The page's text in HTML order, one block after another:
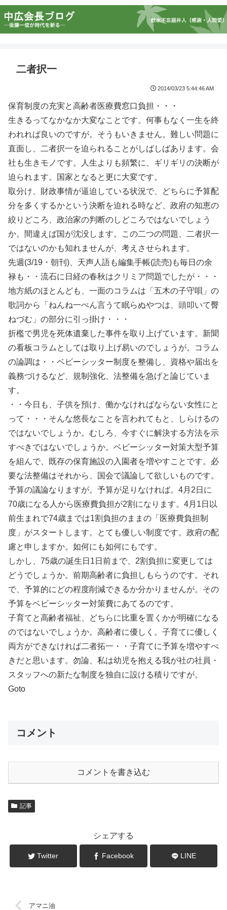
二者択一
2014/03/23 5:44:46 AM
保育制度の充実と高齢者医療費窓口負担・・・
生きるってなかなか大変なことです。何事もなく一生を終
われれば良いのですが。そうもいきません。難しい問題に
直面し、二者択一を迫られることがしばしばあります。会
社も生きモノです。人生よりも頻繁に、ギリギリの決断が
迫られます。国家となると更に大変です。
取分け、財政事情が逼迫している状況で、どちらに予算配
分を多くするかという決断を迫れる時など、政府の知恵の
絞りどころ、政治家の判断のしどころではないでしょう
か。間違えば国が沈没します。この二つの問題、二者択一
ではないのかも知れませんが、考えさせられます。
先週(3/19・朝刊)、天声人語も編集手帳(読売)も毎日の余
禄も・・流石に日経の春秋はクリミア問題でしたが・・・
地方紙のほとんども、一面のコラムは「五木の子守唄」の
歌詞から「ねんね一ぺん言うて眠らぬやつは、頭叩いて臀
ねづむ」の部分に引っ掛け・・・
折檻で男児を死体遺棄した事件を取り上げています。新聞
の看板コラムとしては取り上げ易いのでしょうが。コラム
の論調は・・ベビーシッター制度を整備し、資格や届出を
義務づけるなど、規制強化、法整備を急げと論じていま
す。
・・今日も、子供を預け、働かなければならない女性にと
って・・・そんな悠長なことを言われてもと、しらけるの
ではないでしょうか。むしろ、今すぐに解決する方法を示
すべきではないでしょうか。ベビーシッター対策大型予算
を組んで、既存の保育施設の入園者を増やすことです。必
要な法整備はそれから、国会で議論して欲しいものです。
予算の議論なりますが。予算が足りなければ。4月2日に
70歳になる人から医療費負担が2割になります。4月1日以
前生まれで74歳までは1割負担のままの「医療費負担制
度」がスタートします。とても優しい制度です。政府の配
慮と申しますか。如何にも如何にもです。
しかし、75歳の誕生日1日前まで、2割負担に変更しては
どうでしょうか。前期高齢者に負担しもらうのです。それ
で、予算的にどの程度削減できるか分かりませんが。その
予算をベビーシッター対策費にあてるのです。
子育てと高齢者福祉、どちらに比重を置くかが明確になる
のではないでしょうか。高齢者に優しく。子育てに優しく
両方ができなければ二者拓一・・子育てに予算を増やすべ
きだと思います。勿論、私は幼児を抱える我が社の社員・
スタッフへの新たな制度を独自に設ける積りですが。
Goto
コメント
コメントを書き込む
記事
シェアする
Twitter Facebook LINE
アマニ油